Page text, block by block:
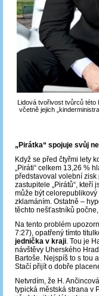
Lidová tvořivost tvůrců této
včetně jejich
„Pirátka“ spojuje svůj
Když se před čtyřmi lety
„Piráti“ celkem 13,26 %
představoval volební
zastupitele „Pirátů“, kteří
může být
zklamáním. Ostatně –
těchto nešťastníků
Na tento problém
7:27), opatřený tímto
jednička v kraji. Tou je
návštěvy Uherského
Bartoše. Nejspíš to s tou
Stačí přijít o dobře
Netvrdím, že H.
typická městská strana v